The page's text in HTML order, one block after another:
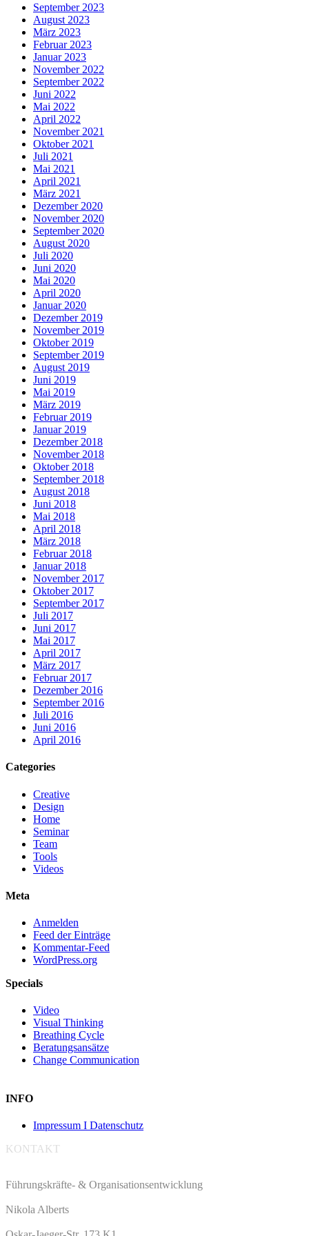
September 2023
August 2023
März 2023
Februar 2023
Januar 2023
November 2022
September 2022
Juni 2022
Mai 2022
April 2022
November 2021
Oktober 2021
Juli 2021
Mai 2021
April 2021
März 2021
Dezember 2020
November 2020
September 2020
August 2020
Juli 2020
Juni 2020
Mai 2020
April 2020
Januar 2020
Dezember 2019
November 2019
Oktober 2019
September 2019
August 2019
Juni 2019
Mai 2019
März 2019
Februar 2019
Januar 2019
Dezember 2018
November 2018
Oktober 2018
September 2018
August 2018
Juni 2018
Mai 2018
April 2018
März 2018
Februar 2018
Januar 2018
November 2017
Oktober 2017
September 2017
Juli 2017
Juni 2017
Mai 2017
April 2017
März 2017
Februar 2017
Dezember 2016
September 2016
Juli 2016
Juni 2016
April 2016
Categories
Creative
Design
Home
Seminar
Team
Tools
Videos
Meta
Anmelden
Feed der Einträge
Kommentar-Feed
WordPress.org
Specials
Video
Visual Thinking
Breathing Cycle
Beratungsansätze
Change Communication
INFO
Impressum I Datenschutz
KONTAKT
Führungskräfte- & Organisationsentwicklung
Nikola Alberts